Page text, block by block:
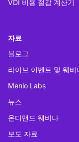
VDI 비용 절감 계산기
자료
블로그
라이브 이벤트 및 웨비
Menlo Labs
뉴스
온디맨드 웨비나
보도 자료